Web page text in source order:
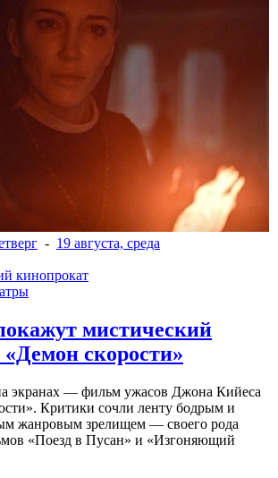
- 19 августа, среда
кинопрокат
мистический
скорости»
экранах — фильм ужасов Джона Кийеса
Критики сочли ленту бодрым и
жанровым зрелищeм — своего рода
«Поезд в Пусан» и «Изгоняющий